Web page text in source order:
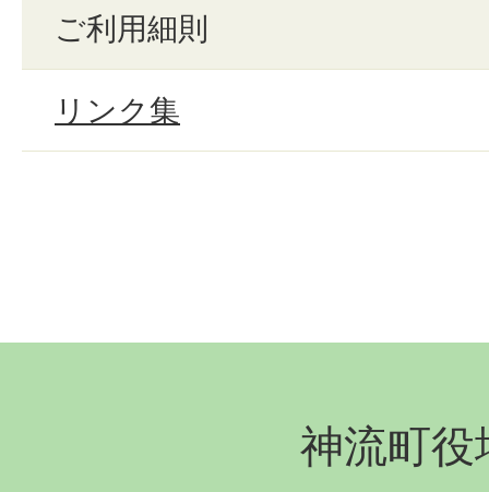
ご利用細則
リンク集
神流町役